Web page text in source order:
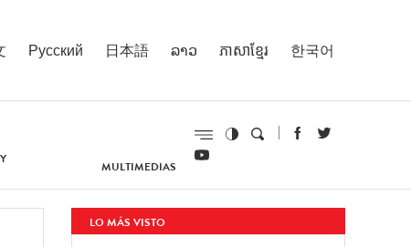
Русский 日本語 ລາວ ភាសាខ្មែរ 한국어
MULTIMEDIAS
LO MÁS VISTO